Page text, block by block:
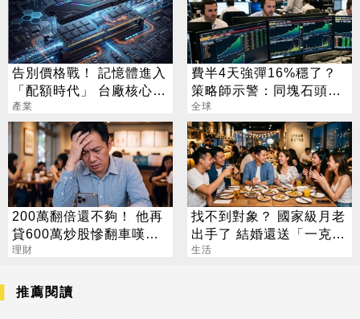
告別價格戰！ 記憶體進入
「配額時代」 台廠核心指
標一次看
產業
費半4天強彈16%穩了？
策略師示警：同塊石頭不
會絆2次
全球
200萬翻倍還不夠！ 他再
貸600萬炒股慘翻車嘆：
拜紫南宮也沒用
理財
找不到對象？ 國家級月老
出手了 結婚還送「一克拉
鑽戒」
生活
推薦閱讀